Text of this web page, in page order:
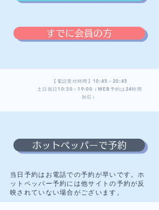
すでに会員の方
【電話受付時間】10:45～20:45
​土日祝日10:30～19:00（WEB予約は24時間
対応）
ホットペッパーで予約
当日予約はお電話での予約が早いです。ホ
ットペッパー予約には他サイトの予約が反
映されていない場合がございます。